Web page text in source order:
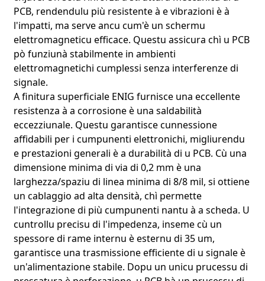
PCB, rendendulu più resistente à e vibrazioni è à
l'impatti, ma serve ancu cum'è un schermu
elettromagneticu efficace. Questu assicura chì u PCB
pò funziunà stabilmente in ambienti
elettromagnetichi cumplessi senza interferenze di
signale.
A finitura superficiale ENIG furnisce una eccellente
resistenza à a corrosione è una saldabilità
eccezziunale. Questu garantisce cunnessione
affidabili per i cumpunenti elettronichi, migliurendu
e prestazioni generali è a durabilità di u PCB. Cù una
dimensione minima di via di 0,2 mm è una
larghezza/spaziu di linea minima di 8/8 mil, si ottiene
un cablaggio ad alta densità, chì permette
l'integrazione di più cumpunenti nantu à a scheda. U
cuntrollu precisu di l'impedenza, inseme cù un
spessore di rame internu è esternu di 35 um,
garantisce una trasmissione efficiente di u signale è
un'alimentazione stabile. Dopu un unicu prucessu di